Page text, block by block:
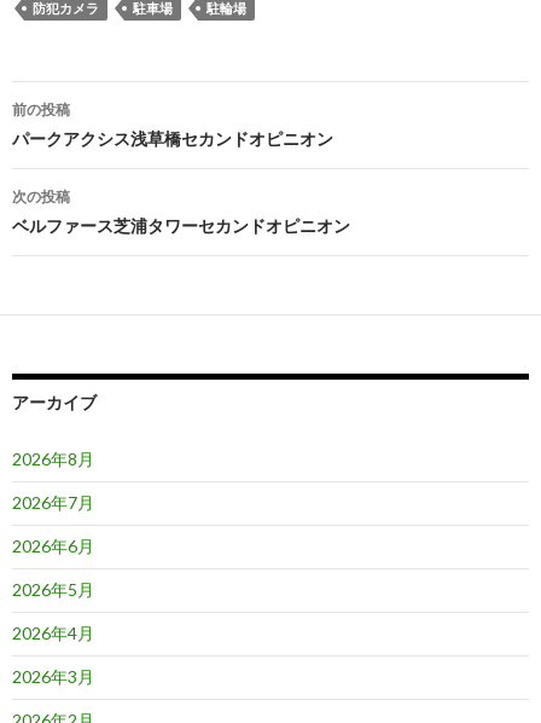
防犯カメラ
駐車場 駐輪場
投
稿
ナ
ビ
ゲ
ー
ョ
前の投稿
パークアクシス浅草橋セカンドオピニオン
次の投稿
ベルファース芝浦タワーセカンドオピニオン
アーカイブ
2026年8月
2026年7月
2026年6月
2026年5月
2026年4月
2026年3月